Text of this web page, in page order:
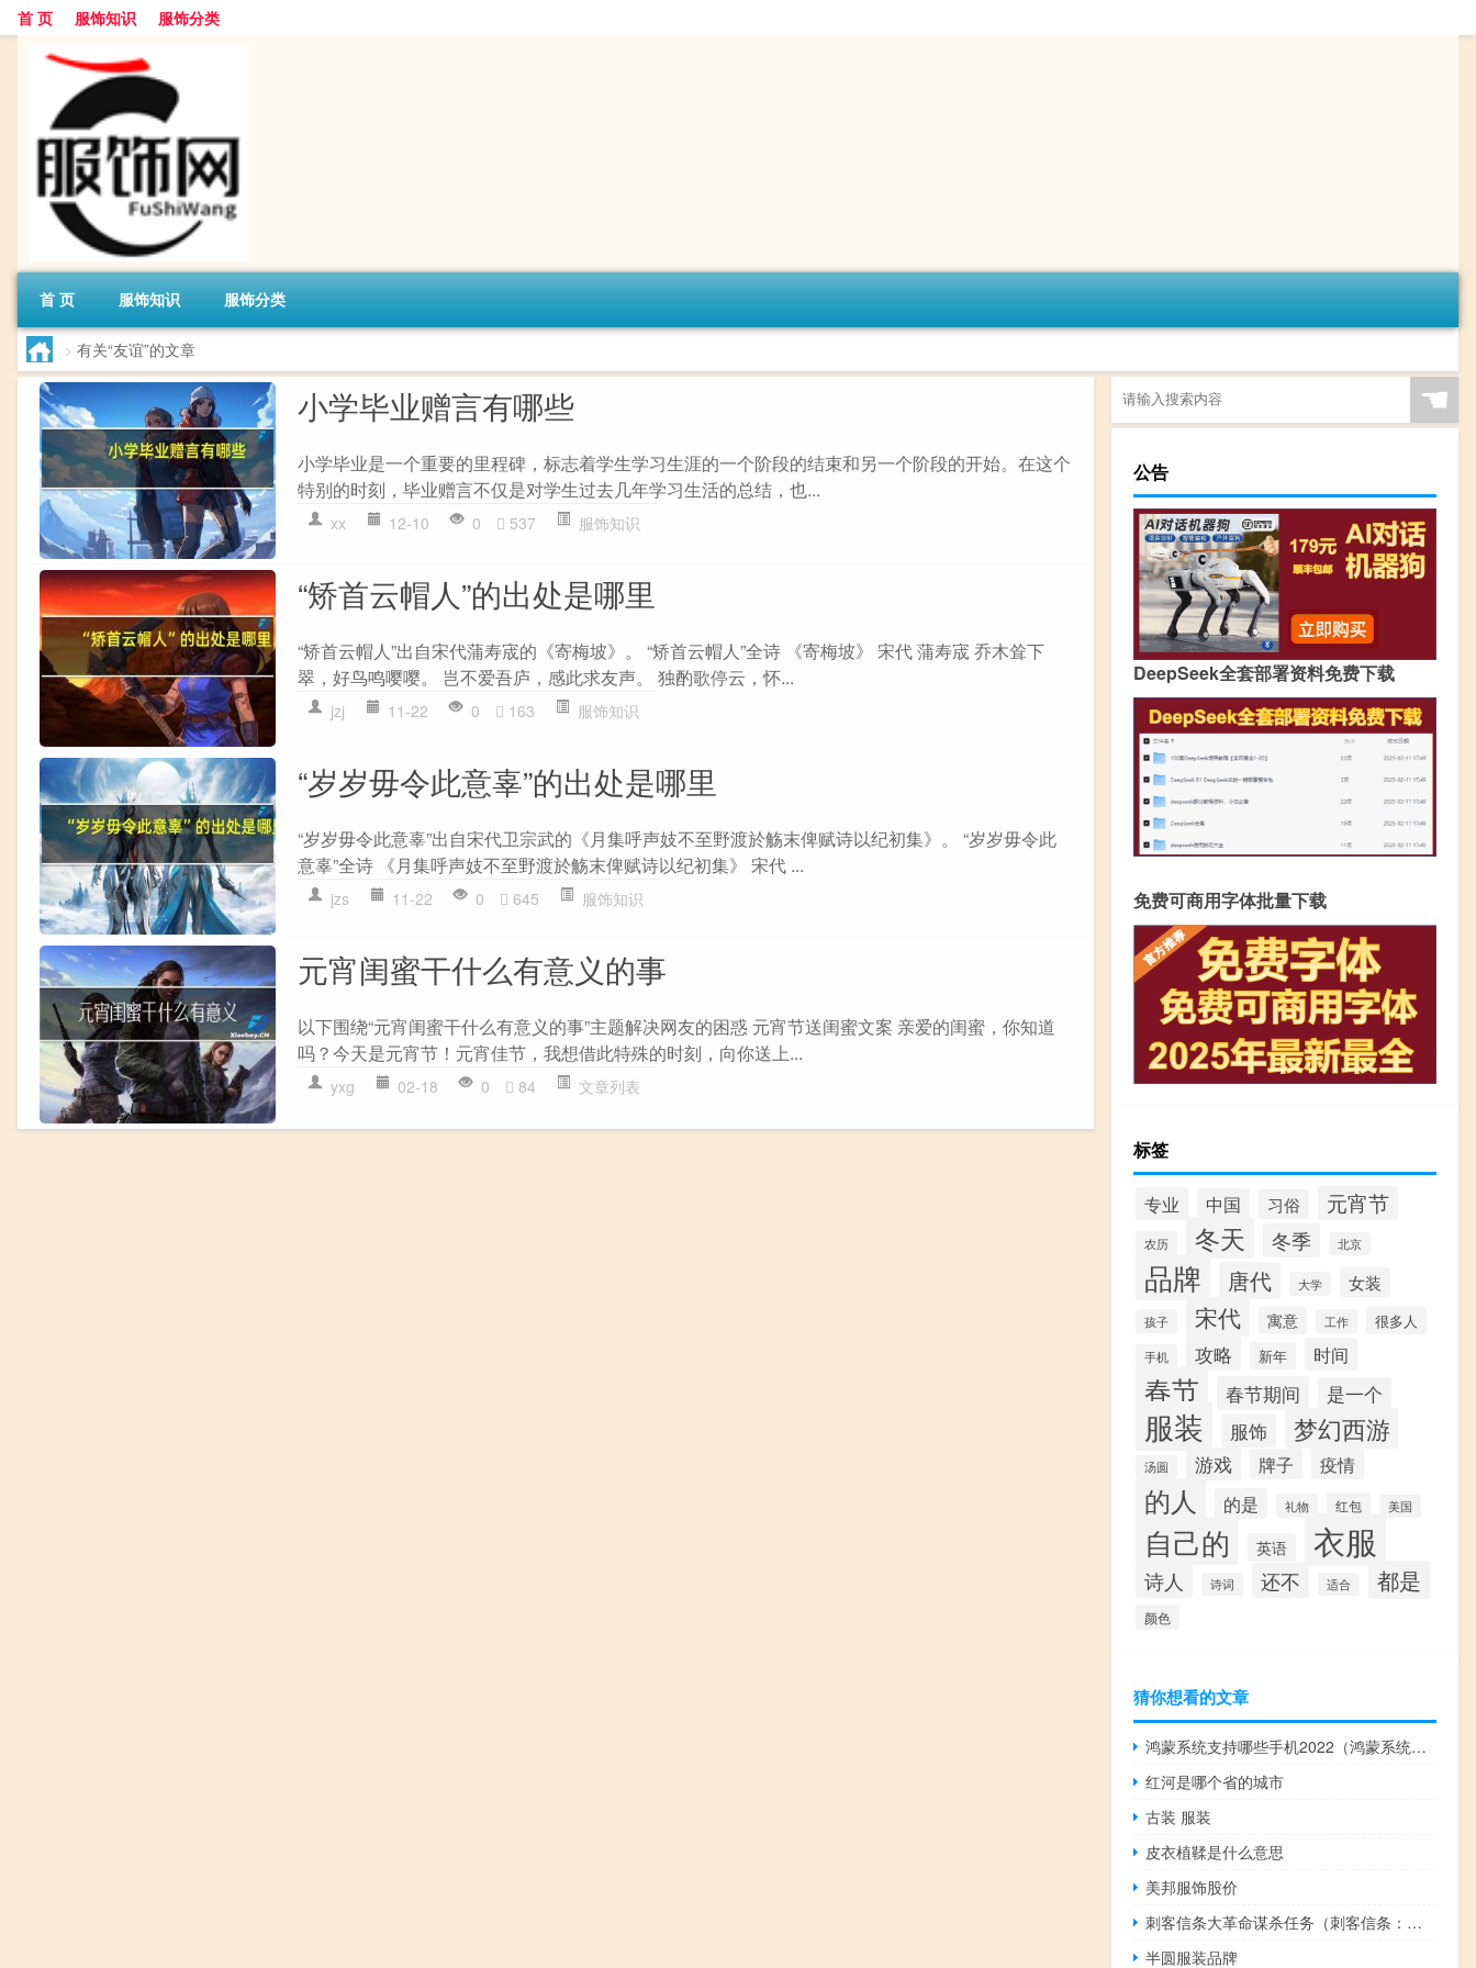
首 页 服饰知识 服饰分类
首 页 服饰知识 服饰分类
> 有关“友谊”的文章
小学毕业赠言有哪些
小学毕业是一个重要的里程碑，标志着学生学习生涯的一个阶段的结束和另一个阶段的开始。在这个
特别的时刻，毕业赠言不仅是对学生过去几年学习生活的总结，也...
xx 12-10 0 537 服饰知识
“矫首云帽人”的出处是哪里
“矫首云帽人”出自宋代蒲寿宬的《寄梅坡》。 “矫首云帽人”全诗 《寄梅坡》 宋代 蒲寿宬 乔木耸下
翠，好鸟鸣嘤嘤。 岂不爱吾庐，感此求友声。 独酌歌停云，怀...
jzj 11-22 0 163 服饰知识
“岁岁毋令此意辜”的出处是哪里
“岁岁毋令此意辜”出自宋代卫宗武的《月集呼声妓不至野渡於觞末俾赋诗以纪初集》。 “岁岁毋令此
意辜”全诗 《月集呼声妓不至野渡於觞末俾赋诗以纪初集》 宋代 ...
jzs 11-22 0 645 服饰知识
元宵闺蜜干什么有意义的事
以下围绕“元宵闺蜜干什么有意义的事”主题解决网友的困惑 元宵节送闺蜜文案 亲爱的闺蜜，你知道
吗？今天是元宵节！元宵佳节，我想借此特殊的时刻，向你送上...
yxg 02-18 0 84 文章列表
☚
公告
DeepSeek全套部署资料免费下载
免费可商用字体批量下载
标签
专业 中国 习俗 元宵节
农历 冬天 冬季 北京
品牌 唐代 大学 女装
孩子 宋代 寓意 工作 很多人
手机 攻略 新年 时间
春节 春节期间 是一个
服装 服饰 梦幻西游
汤圆 游戏 牌子 疫情
的人 的是 礼物 红包 美国
自己的 英语 衣服
诗人 诗词 还不 适合 都是
颜色
猜你想看的文章
鸿蒙系统支持哪些手机2022（鸿蒙系统支持哪些手机）
红河是哪个省的城市
古装 服装
皮衣植鞣是什么意思
美邦服饰股价
刺客信条大革命谋杀任务（刺客信条：大革命谋杀之谜04因科学而死破案图文流程）
半圆服装品牌